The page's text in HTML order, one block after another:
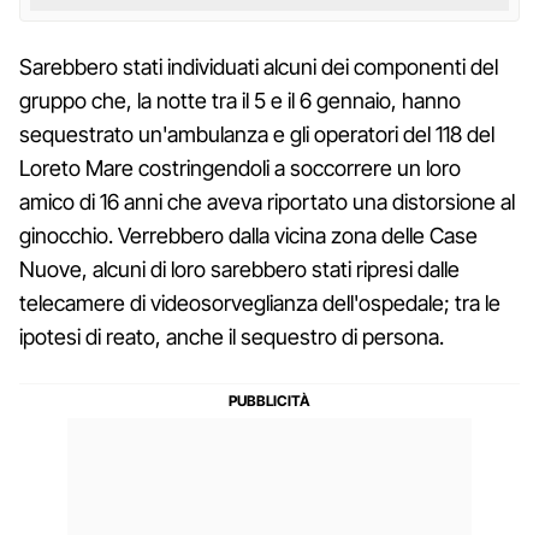
Sarebbero stati individuati alcuni dei componenti del
gruppo che, la notte tra il 5 e il 6 gennaio, hanno
sequestrato un'ambulanza e gli operatori del 118 del
Loreto Mare costringendoli a soccorrere un loro
amico di 16 anni che aveva riportato una distorsione al
ginocchio. Verrebbero dalla vicina zona delle Case
Nuove, alcuni di loro sarebbero stati ripresi dalle
telecamere di videosorveglianza dell'ospedale; tra le
ipotesi di reato, anche il sequestro di persona.